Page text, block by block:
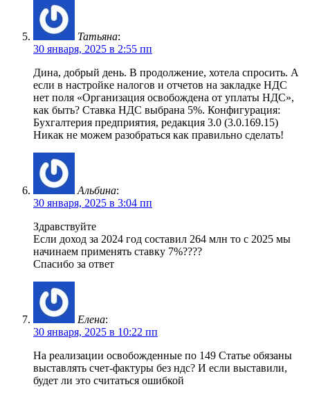
Татьяна:
30 января, 2025 в 2:55 пп
Дина, добрый день. В продолжение, хотела спросить. А
если в настройке налогов и отчетов на закладке НДС
нет поля «Организация освобождена от уплаты НДС»,
как быть? Ставка НДС выбрана 5%. Конфигурация:
Бухгалтерия предприятия, редакция 3.0 (3.0.169.15)
Никак не можем разобраться как правильно сделать!
Альбина:
30 января, 2025 в 3:04 пп
Здравствуйте
Если доход за 2024 год составил 264 млн то с 2025 мы
начинаем применять ставку 7%????
Спасибо за ответ
Елена:
30 января, 2025 в 10:22 пп
На реализации освобожденные по 149 Статье обязаны
выставлять счет-фактуры без ндс? И если выставили,
будет ли это считаться ошибкой